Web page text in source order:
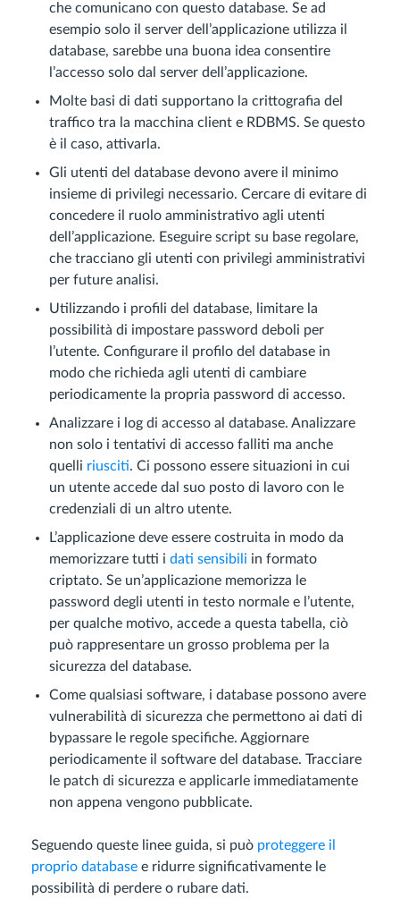
che comunicano con questo database. Se ad
esempio solo il server dell’applicazione utilizza il
database, sarebbe una buona idea consentire
l’accesso solo dal server dell’applicazione.
Molte basi di dati supportano la crittografia del
traffico tra la macchina client e RDBMS. Se questo
è il caso, attivarla.
Gli utenti del database devono avere il minimo
insieme di privilegi necessario. Cercare di evitare di
concedere il ruolo amministrativo agli utenti
dell’applicazione. Eseguire script su base regolare,
che tracciano gli utenti con privilegi amministrativi
per future analisi.
Utilizzando i profili del database, limitare la
possibilità di impostare password deboli per
l’utente. Configurare il profilo del database in
modo che richieda agli utenti di cambiare
periodicamente la propria password di accesso.
Analizzare i log di accesso al database. Analizzare
non solo i tentativi di accesso falliti ma anche
quelli riusciti. Ci possono essere situazioni in cui
un utente accede dal suo posto di lavoro con le
credenziali di un altro utente.
L’applicazione deve essere costruita in modo da
memorizzare tutti i dati sensibili in formato
criptato. Se un’applicazione memorizza le
password degli utenti in testo normale e l’utente,
per qualche motivo, accede a questa tabella, ciò
può rappresentare un grosso problema per la
sicurezza del database.
Come qualsiasi software, i database possono avere
vulnerabilità di sicurezza che permettono ai dati di
bypassare le regole specifiche. Aggiornare
periodicamente il software del database. Tracciare
le patch di sicurezza e applicarle immediatamente
non appena vengono pubblicate.
Seguendo queste linee guida, si può proteggere il
proprio database e ridurre significativamente le
possibilità di perdere o rubare dati.